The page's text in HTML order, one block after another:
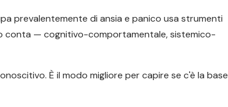
prevalentemente di ansia e panico usa strumenti
conta — cognitivo-comportamentale, sistemico-
È il modo migliore per capire se c'è la base